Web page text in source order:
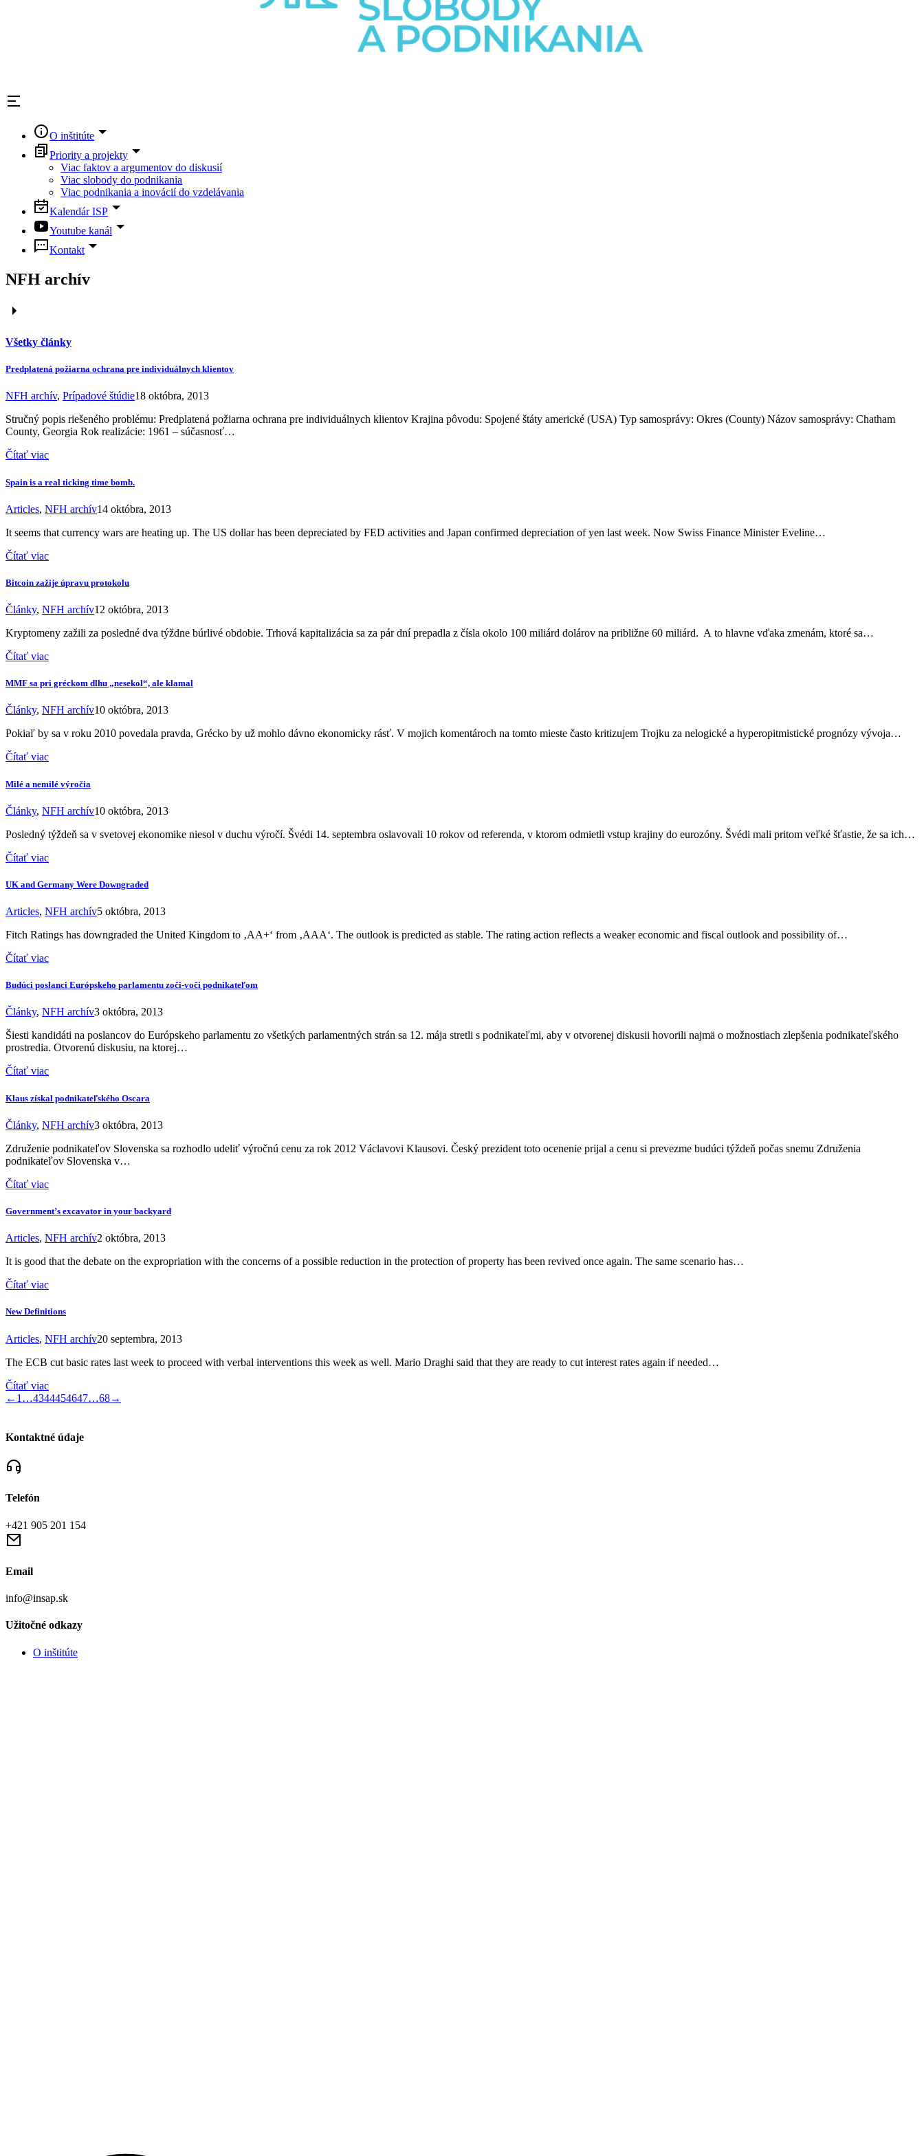
O inštitúte
Priority a projekty
Viac faktov a argumentov do diskusií
Viac slobody do podnikania
Viac podnikania a inovácií do vzdelávania
Kalendár ISP
Youtube kanál
Kontakt
NFH archív
Všetky články
Predplatená požiarna ochrana pre individuálnych klientov
NFH archív, Prípadové štúdie18 októbra, 2013
Stručný popis riešeného problému: Predplatená požiarna ochrana pre individuálnych klientov Krajina pôvodu: Spojené štáty americké (USA) Typ samosprávy: Okres (County) Názov samosprávy: Chatham
County, Georgia Rok realizácie: 1961 – súčasnosť…
Čítať viac
Spain is a real ticking time bomb.
Articles, NFH archív14 októbra, 2013
It seems that currency wars are heating up. The US dollar has been depreciated by FED activities and Japan confirmed depreciation of yen last week. Now Swiss Finance Minister Eveline…
Čítať viac
Bitcoin zažije úpravu protokolu
Články, NFH archív12 októbra, 2013
Kryptomeny zažili za posledné dva týždne búrlivé obdobie. Trhová kapitalizácia sa za pár dní prepadla z čísla okolo 100 miliárd dolárov na približne 60 miliárd. A to hlavne vďaka zmenám, ktoré sa…
Čítať viac
MMF sa pri gréckom dlhu „nesekol“, ale klamal
Články, NFH archív10 októbra, 2013
Pokiaľ by sa v roku 2010 povedala pravda, Grécko by už mohlo dávno ekonomicky rásť. V mojich komentároch na tomto mieste často kritizujem Trojku za nelogické a hyperopitmistické prognózy vývoja…
Čítať viac
Milé a nemilé výročia
Články, NFH archív10 októbra, 2013
Posledný týždeň sa v svetovej ekonomike niesol v duchu výročí. Švédi 14. septembra oslavovali 10 rokov od referenda, v ktorom odmietli vstup krajiny do eurozóny. Švédi mali pritom veľké šťastie, že sa ich…
Čítať viac
UK and Germany Were Downgraded
Articles, NFH archív5 októbra, 2013
Fitch Ratings has downgraded the United Kingdom to ‚AA+‘ from ‚AAA‘. The outlook is predicted as stable. The rating action reflects a weaker economic and fiscal outlook and possibility of…
Čítať viac
Budúci poslanci Európskeho parlamentu zoči-voči podnikateľom
Články, NFH archív3 októbra, 2013
Šiesti kandidáti na poslancov do Európskeho parlamentu zo všetkých parlamentných strán sa 12. mája stretli s podnikateľmi, aby v otvorenej diskusii hovorili najmä o možnostiach zlepšenia podnikateľského
prostredia. Otvorenú diskusiu, na ktorej…
Čítať viac
Klaus získal podnikateľského Oscara
Články, NFH archív3 októbra, 2013
Združenie podnikateľov Slovenska sa rozhodlo udeliť výročnú cenu za rok 2012 Václavovi Klausovi. Český prezident toto ocenenie prijal a cenu si prevezme budúci týždeň počas snemu Združenia
podnikateľov Slovenska v…
Čítať viac
Government’s excavator in your backyard
Articles, NFH archív2 októbra, 2013
It is good that the debate on the expropriation with the concerns of a possible reduction in the protection of property has been revived once again. The same scenario has…
Čítať viac
New Definitions
Articles, NFH archív20 septembra, 2013
The ECB cut basic rates last week to proceed with verbal interventions this week as well. Mario Draghi said that they are ready to cut interest rates again if needed…
Čítať viac
← 1 …4344454647…68→
Kontaktné údaje
Telefón
+421 905 201 154
Email
info@insap.sk
Užitočné odkazy
O inštitúte